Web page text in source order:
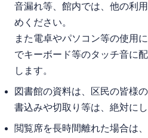
音漏れ等、館内では、他の利
めください。
また電卓やパソコン等の使用
でキーボード等のタッチ音に
します。
図書館の資料は、区民の皆様
書込みや切取り等は、絶対に
閲覧席を長時間離れた場合は